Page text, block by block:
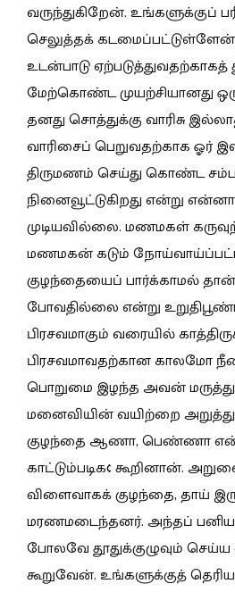
வருந்துகிறேன். உங்களுக்குப்
செலுத்தக்
உடன்பாடு ஏற்படுத்துவதற்காகத்
மேற்கொண்ட முயற்சியானது
தனது சொத்துக்கு வாரிசு
வாரிசைப் பெறுவதற்காக
திருமணம் செய்து கொண்ட
நினைவூட்டுகிறது என்று
முடியவில்லை. மணமகள்
மணமகன் கடும்
குழந்தையைப் பார்க்காமல்
போவதில்லை என்று
பிரசவமாகும் வரையில்
பிரசவமாவதற்கான காலமோ
பொறுமை இழந்த அவன்
மனைவியின் வயிற்றை
குழந்தை ஆணா, பெண்ணா
காட்டும்படிக¢ கூறினான்.
விளைவாகக் குழந்தை, தாய்
மரணமடைந்தனர். அந்தப்
போலவே தூதுக்குழுவும் செய்ய
கூறுவேன். உங்களுக்குத்